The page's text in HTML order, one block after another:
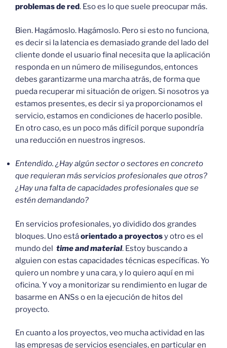
problemas de red. Eso es lo que suele preocupar más.
Bien. Hagámoslo. Hagámoslo. Pero si esto no funciona,
es decir si la latencia es demasiado grande del lado del
cliente donde el usuario final necesita que la aplicación
responda en un número de milisegundos, entonces
debes garantizarme una marcha atrás, de forma que
pueda recuperar mi situación de origen. Si nosotros ya
estamos presentes, es decir si ya proporcionamos el
servicio, estamos en condiciones de hacerlo posible.
En otro caso, es un poco más difícil porque supondría
una reducción en nuestros ingresos.
Entendido. ¿Hay algún sector o sectores en concreto
que requieran más servicios profesionales que otros?
¿Hay una falta de capacidades profesionales que se
estén demandando?
En servicios profesionales, yo dividido dos grandes
bloques. Uno estáorientado a proyectosy otro es el
mundo del time and material. Estoy buscando a
alguien con estas capacidades técnicas específicas. Yo
quiero un nombre y una cara, y lo quiero aquí en mi
oficina. Y voy a monitorizar su rendimiento en lugar de
basarme en ANSs o en la ejecución de hitos del
proyecto.
En cuanto a los proyectos, veo mucha actividad en las
las empresas de servicios esenciales, en particular en